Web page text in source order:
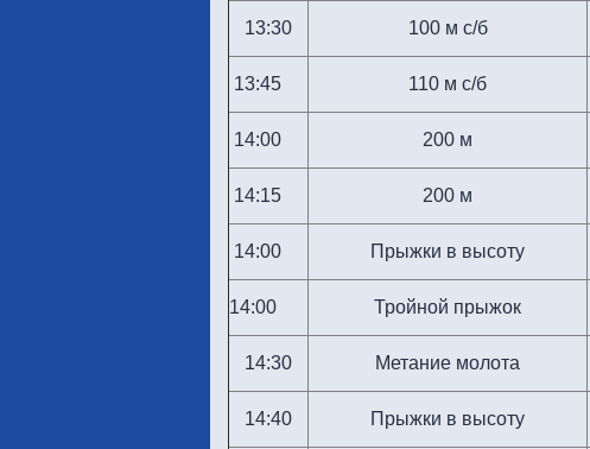
13:30 100 м с/б
13:45 110 м с/б
14:00 200 м
14:15 200 м
14:00 Прыжки в высоту
14:00 Тройной прыжок
14:30 Метание молота
14:40 Прыжки в высоту